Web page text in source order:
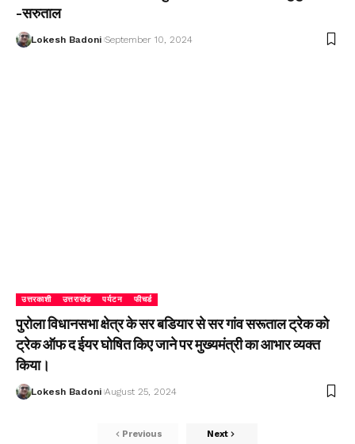
-सरुताल
Lokesh Badoni September 10, 2024
उत्तरकाशी उत्तराखंड पर्यटन फीचर्ड
पुरोला विधानसभा क्षेत्र के सर बडियार से सर गांव सरूताल ट्रेक को
ट्रेक ऑफ द ईयर घोषित किए जाने पर मुख्यमंत्री का आभार व्यक्त
किया।
Lokesh Badoni August 25, 2024
Previous Next